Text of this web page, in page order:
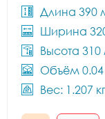
Длина 390
Ширина
Высота
Объём
Вес: 1.207